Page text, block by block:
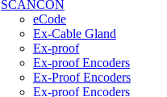
SCANCON
eCode
Ex-Cable Gland
Ex-proof
Ex-proof Encoders
Ex-Proof Encoders
Ex-proof Encoders